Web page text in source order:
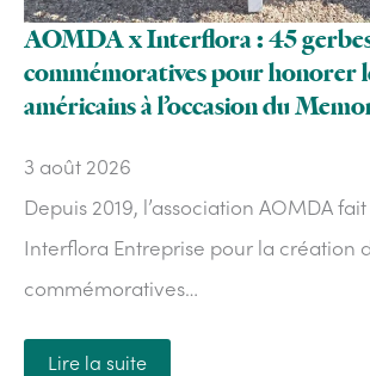
AOMDA x Interflora : 45
commémoratives pour honorer
américains à l’occasion du
3 août 2026
Depuis 2019, l’association AOMDA
Interflora Entreprise pour la création
commémoratives…
Lire la suite